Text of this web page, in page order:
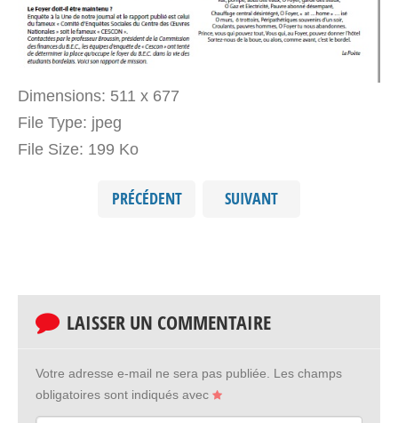
Dimensions: 511 x 677
File Type: jpeg
File Size: 199 Ko
PRÉCÉDENT SUIVANT
LAISSER UN COMMENTAIRE
Votre adresse e-mail ne sera pas publiée. Les champs
obligatoires sont indiqués avec